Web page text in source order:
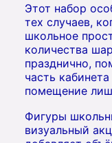
Этот набор
тех случаев,
школьное
количества
празднично,
часть
помещение
Фигуры
визуальный